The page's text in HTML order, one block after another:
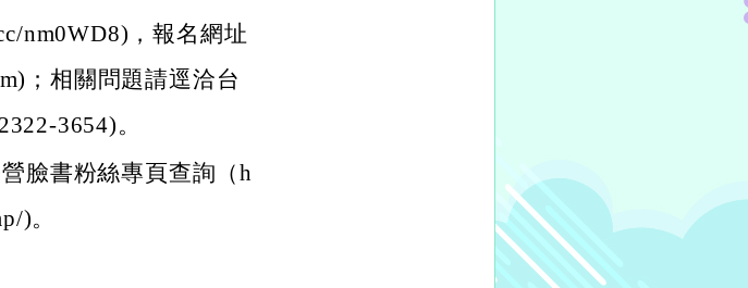
nm0WD8)，報名網址
；相關問題請逕洽台
3654)。
臉書粉絲專頁查詢（h
)。